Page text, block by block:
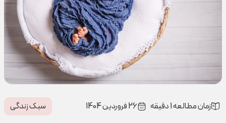
زمان مطالعه 1 دقیقه 26 فروردین 1404 سبک زندگی